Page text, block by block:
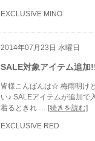
EXCLUSIVE MINO
2014年07月23日 水曜日
SALE対象アイテム追加
皆様こんばんは☆ 梅雨明け
い♪ SALEアイテムが追加で
着るときれ … [続きを読む]
EXCLUSIVE RED